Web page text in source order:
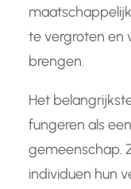
te vergroten en
brengen.
Het
fungeren als
gemeenschap.
individuen hun